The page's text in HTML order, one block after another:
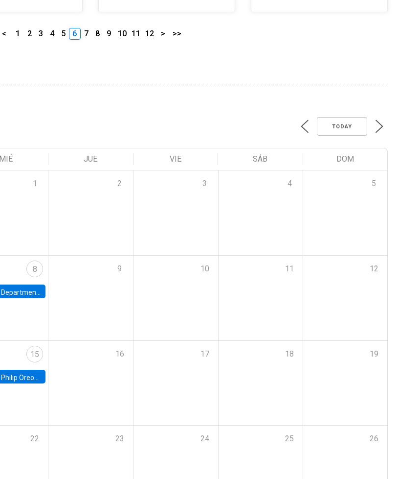
< 1 2 3 4 5 6 7 8 9 10 11 12 > >>
TODAY
MIÉ JUE VIE SÁB DOM
1 2 3 4 5
8
Department Seminar: James Robinson
9 10 11 12
15
Philip Oreopolous, University of Toronto
16 17 18 19
22 23 24 25 26